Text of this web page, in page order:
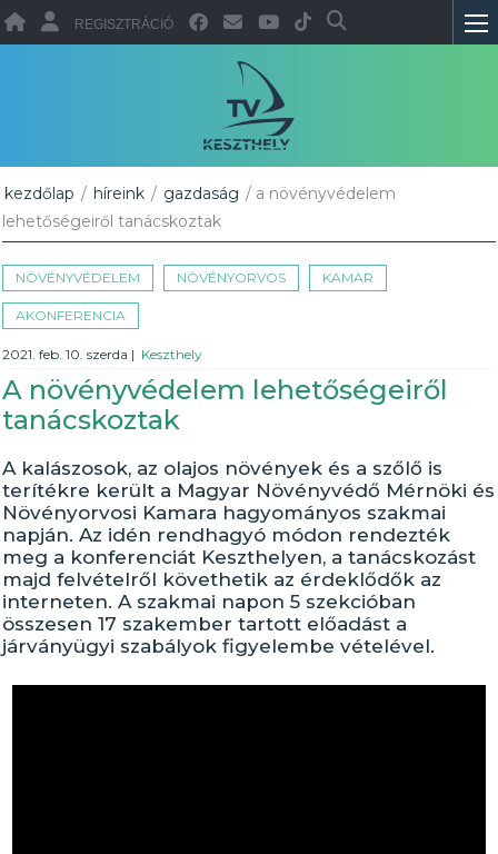
REGISZTRÁCIÓ
kezdőlap / híreink / gazdaság / a növényvédelem
lehetőségeiről tanácskoztak
NÖVÉNYVÉDELEM NÖVÉNYORVOS KAMAR
AKONFERENCIA
2021. feb. 10. szerda | Keszthely
A növényvédelem lehetőségeiről
tanácskoztak
A kalászosok, az olajos növények és a szőlő is
terítékre került a Magyar Növényvédő Mérnöki és
Növényorvosi Kamara hagyományos szakmai
napján. Az idén rendhagyó módon rendezték
meg a konferenciát Keszthelyen, a tanácskozást
majd felvételről követhetik az érdeklődők az
interneten. A szakmai napon 5 szekcióban
összesen 17 szakember tartott előadást a
járványügyi szabályok figyelembe vételével.